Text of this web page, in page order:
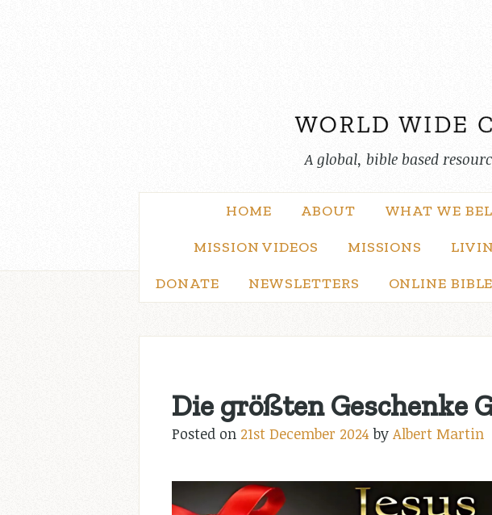
A global, bible based
HOME ABOUT WHAT WE
MISSION VIDEOS MISSIONS
DONATE NEWSLETTERS ONLINE
Die größten Geschenke
Posted on 21st December 2024 by Albert Martin